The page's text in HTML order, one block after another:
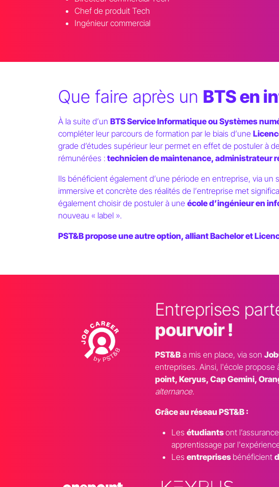
Chef de produit Tech
Ingénieur commercial
Que faire après un BTS en
À la suite d’un BTS Service Informatique ou Systèmes
compléter leur parcours de formation par le biais d’une
grade d’études supérieur leur permet en effet de postuler à
rémunérées : technicien de maintenance, administrateur
Ils bénéficient également d’une période en entreprise, via un
immersive et concrète des réalités de l’entreprise met
également choisir de postuler à une école d’ingénieur en
nouveau « label ».
PST&B propose une autre option, alliant Bachelor et
Entreprises
pourvoir !
PST&B a mis en place, via son
entreprises. Ainsi, l'école propose
point, Keryus, Cap Gemini,
alternance.
Grâce au réseau PST&B :
Les étudiantsont l’assurance
apprentissage par
Les entreprises bénéficient